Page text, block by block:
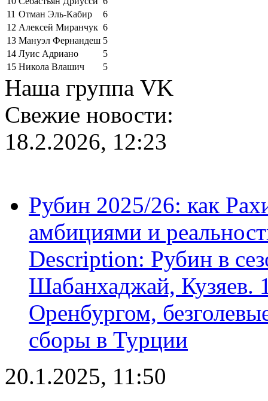
11 Отман Эль-Кабир
6
12 Алексей Миранчук 6
13 Мануэл Фернандеш 5
14 Луис Адриано
5
15 Никола Влашич 5
Наша группа VK
Свежие новости:
18.2.2026, 12:23
Рубин 2025/26: как
амбициями и
Description: Рубин в
Шабанхаджай, Кузяев.
Оренбургом,
сборы в Турции
20.1.2025, 11:50